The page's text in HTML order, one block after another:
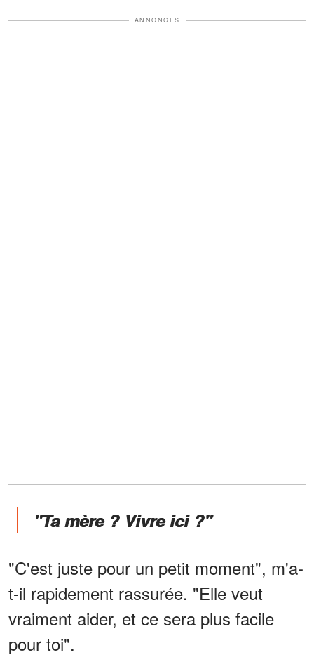
ANNONCES
"Ta mère ? Vivre ici ?"
"C'est juste pour un petit moment", m'a-
t-il rapidement rassurée. "Elle veut
vraiment aider, et ce sera plus facile
pour toi".